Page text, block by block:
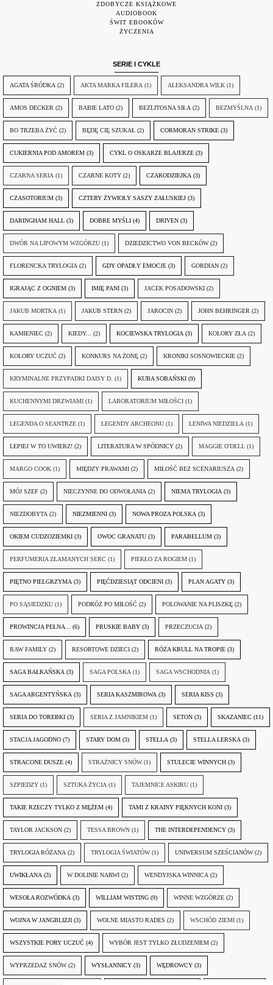
ZDOBYCZE KSIĄŻKOWE
AUDIOBOOK
ŚWIT EBOOKÓW
ŻYCZENIA
SERIE I CYKLE
AGATA ŚRÓDKA (2) AKTA MARKA FILERA (1) ALEKSANDRA WILK (1)
AMOS DECKER (2) BABIE LATO (2) BEZLITOSNA SIŁA (2) BEZMYŚLNA (1)
BO TRZEBA ŻYĆ (2) BĘDĘ CIĘ SZUKAŁ (2) CORMORAN STRIKE (3)
CUKIERNIA POD AMOREM (3) CYKL O OSKARZE BLAJERZE (3)
CZARNA SERIA (1) CZARNE KOTY (2) CZARODZIEJKA (3)
CZASOTORIUM (3) CZTERY ŻYWIOŁY SASZY ZAŁUSKIEJ (3)
DARINGHAM HALL (3) DOBRE MYŚLI (4) DRIVEN (3)
DWÓR NA LIPOWYM WZGÓRZU (1) DZIEDZICTWO VON BECKÓW (2)
FLORENCKA TRYLOGIA (2) GDY OPADŁY EMOCJE (3) GORDIAN (2)
IGRAJĄC Z OGNIEM (3) IMIĘ PANI (3) JACEK POSADOWSKI (2)
JAKUB MORTKA (1) JAKUB STERN (2) JAROCIN (2) JOHN BEHRINGER (2)
KAMIENIEC (2) KIEDY... (2) KOCIEWSKA TRYLOGIA (3) KOLORY ZŁA (2)
KOLORY UCZUĆ (2) KONKURS NA ŻONĘ (2) KRONIKI SOSNOWIECKIE (2)
KRYMINALNE PRZYPADKI DAISY D. (1) KUBA SOBAŃSKI (9)
KUCHENNYMI DRZWIAMI (1) LABORATORIUM MIŁOŚCI (1)
LEGENDA O SEANTRZE (1) LEGENDY ARCHEONU (1) LENIWA NIEDZIELA (1)
LEPIEJ W TO UWIERZ! (2) LITERATURA W SPÓDNICY (2) MAGGIE O'DELL (1)
MARGO COOK (1) MIĘDZY PRAWAMI (2) MIŁOŚĆ BEZ SCENARIUSZA (2)
MÓJ SZEF (2) NIECZYNNE DO ODWOŁANIA (2) NIEMA TRYLOGIA (3)
NIEZDOBYTA (2) NIEZMIENNI (3) NOWA PROZA POLSKA (3)
OKIEM CUDZOZIEMKI (3) OWOC GRANATU (3) PARABELLUM (3)
PERFUMERIA ZŁAMANYCH SERC (1) PIEKŁO ZA ROGIEM (1)
PIĘTNO PIELGRZYMA (3) PIĘĆDZIESIĄT ODCIENI (3) PLAN AGATY (3)
PO SĄSIEDZKU (1) PODRÓŻ PO MIŁOŚĆ (2) POLOWANIE NA PLISZKĘ (2)
PROWINCJA PEŁNA... (6) PRUSKIE BABY (3) PRZECZUCIA (2)
RAW FAMILY (2) RESORTOWE DZIECI (2) RÓŻA KRULL NA TROPIE (3)
SAGA BAŁKAŃSKA (3) SAGA POLSKA (1) SAGA WSCHODNIA (1)
SAGA ARGENTYŃSKA (3) SERIA KASZMIROWA (3) SERIA KISS (3)
SERIA DO TOREBKI (3) SERIA Z JAMNIKIEM (1) SETON (3) SKAZANIEC (11)
STACJA JAGODNO (7) STARY DOM (3) STELLA (3) STELLA LERSKA (3)
STRACONE DUSZE (4) STRAŻNICY SNÓW (1) STULECIE WINNYCH (3)
SZPIEDZY (1) SZTUKA ŻYCIA (1) TAJEMNICE ASKIRU (1)
TAKIE RZECZY TYLKO Z MĘŻEM (4) TAMI Z KRAINY PIĘKNYCH KONI (3)
TAYLOR JACKSON (2) TESSA BROWN (1) THE INTERDEPENDENCY (3)
TRYLOGIA RÓŻANA (2) TRYLOGIA ŚWIATÓW (1) UNIWERSUM SZEŚCIANÓW (2)
UWIKŁANA (3) W DOLINIE NARWI (2) WENDYJSKA WINNICA (2)
WESOŁA ROZWÓDKA (3) WILLIAM WISTING (9) WINNE WZGÓRZE (2)
WOJNA W JANGBLIZJI (3) WOLNE MIASTO RADES (2) WSCHÓD ZIEMI (1)
WSZYSTKIE PORY UCZUĆ (4) WYBÓR JEST TYLKO ZŁUDZENIEM (2)
WYPRZEDAŻ SNÓW (2) WYSŁANNICY (3) WĘDROWCY (3)